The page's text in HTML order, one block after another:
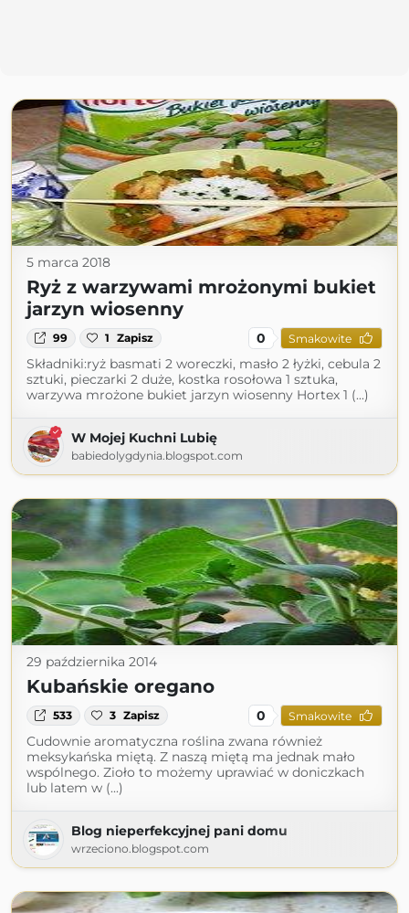
5 marca 2018
Ryż z warzywami mrożonymi bukiet
jarzyn wiosenny
99 1 Zapisz 0 Smakowite
Składniki:ryż basmati 2 woreczki, masło 2 łyżki, cebula 2
sztuki, pieczarki 2 duże, kostka rosołowa 1 sztuka,
warzywa mrożone bukiet jarzyn wiosenny Hortex 1 (...)
W Mojej Kuchni Lubię
babiedolygdynia.blogspot.com
29 października 2014
Kubańskie oregano
533 3 Zapisz 0 Smakowite
Cudownie aromatyczna roślina zwana również
meksykańska miętą. Z naszą miętą ma jednak mało
wspólnego. Zioło to możemy uprawiać w doniczkach
lub latem w (...)
Blog nieperfekcyjnej pani domu
wrzeciono.blogspot.com